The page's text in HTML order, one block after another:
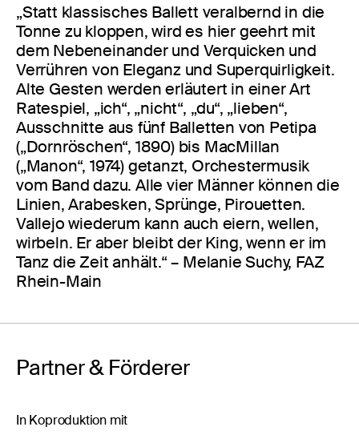
„Statt klassisches Ballett veralbernd in die
Tonne zu kloppen, wird es hier geehrt mit
dem Nebeneinander und Verquicken und
Verrühren von Eleganz und Superquirligkeit.
Alte Gesten werden erläutert in einer Art
Ratespiel, „ich“, „nicht“, „du“, „lieben“,
Ausschnitte aus fünf Balletten von Petipa
(„Dornröschen“, 1890) bis MacMillan
(„Manon“, 1974) getanzt, Orchestermusik
vom Band dazu. Alle vier Männer können die
Linien, Arabesken, Sprünge, Pirouetten.
Vallejo wiederum kann auch eiern, wellen,
wirbeln. Er aber bleibt der King, wenn er im
Tanz die Zeit anhält.“ – Melanie Suchy, FAZ
Rhein-Main
Partner & Förderer
In Koproduktion mit